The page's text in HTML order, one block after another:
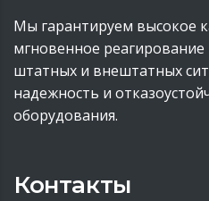
Мы гарантируем высокое
мгновенное
штатных и внештатных
надежность и
оборудования.
Контакты